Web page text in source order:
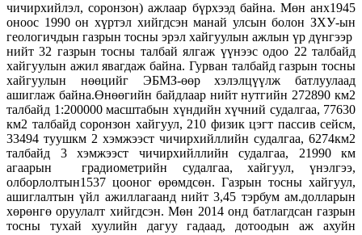
чичирхийлэл, соронзон) ажлаар бүрхээд байна. Мөн анх1945
оноос 1990 он хүртэл хийгдсэн манай улсын болон ЗХУ-ын
геологичдын газрын тосны эрэл хайгуулын ажлын үр дүнгээр
нийт 32 газрын тосны талбай ялгаж үүнээс одоо 22 талбайд
хайгуулын ажил явагдаж байна. Гурван талбайд газрын тосны
хайгуулын нөөцийг ЭБМЗ-өөр хэлэлцүүлж батлуулаад
ашиглаж байна.Өнөөгийн байдлаар нийт нутгийн 272890 км2
талбайд 1:200000 масштабын хүндийн хүчний судалгаа, 77630
км2 талбайд соронзон хайгуул, 210 физик цэгт пассив сейсм,
33494 туушкм 2 хэмжээст чичирхийллийн судалгаа, 6274км2
талбайд 3 хэмжээст чичирхийллийн судалгаа, 21990 км
агаарын градиометрийн судалгаа, хайгуул, үнэлгээ,
олборлолтын1537 цооног өрөмдсөн. Газрын тосны хайгуул,
ашиглалтын үйл ажиллагаанд нийт 3,45 тэрбум ам.долларын
хөрөнгө оруулалт хийгдсэн. Мөн 2014 онд батлагдсан газрын
тосны тухай хуулийн дагуу гадаад, дотоодын аж ахуйн